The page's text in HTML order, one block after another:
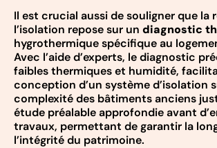
Il est crucial aussi de souligner que la
l’isolation repose sur un diagnostic
hygrothermique spécifique au
Avec l’aide d’experts, le diagnostic
faibles thermiques et humidité,
conception d’un système d’isolation
complexité des bâtiments anciens
étude préalable approfondie avant
travaux, permettant de garantir la
l’intégrité du patrimoine.